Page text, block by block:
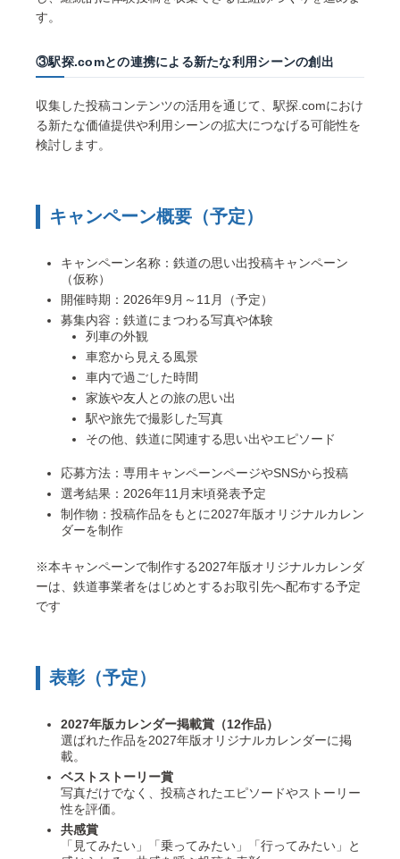
す。
③駅探.comとの連携による新たな利用シーンの創出
収集した投稿コンテンツの活用を通じて、駅探.comにおけ
る新たな価値提供や利用シーンの拡大につなげる可能性を
検討します。
キャンペーン概要（予定）
キャンペーン名称：鉄道の思い出投稿キャンペーン
（仮称）
開催時期：2026年9月～11月（予定）
募集内容：鉄道にまつわる写真や体験
列車の外観
車窓から見える風景
車内で過ごした時間
家族や友人との旅の思い出
駅や旅先で撮影した写真
その他、鉄道に関連する思い出やエピソード
応募方法：専用キャンペーンページやSNSから投稿
選考結果：2026年11月末頃発表予定
制作物：投稿作品をもとに2027年版オリジナルカレン
ダーを制作
※本キャンペーンで制作する2027年版オリジナルカレンダ
ーは、鉄道事業者をはじめとするお取引先へ配布する予定
です
表彰（予定）
2027年版カレンダー掲載賞（12作品）
選ばれた作品を2027年版オリジナルカレンダーに掲
載。
ベストストーリー賞
写真だけでなく、投稿されたエピソードやストーリー
性を評価。
共感賞
「見てみたい」「乗ってみたい」「行ってみたい」と